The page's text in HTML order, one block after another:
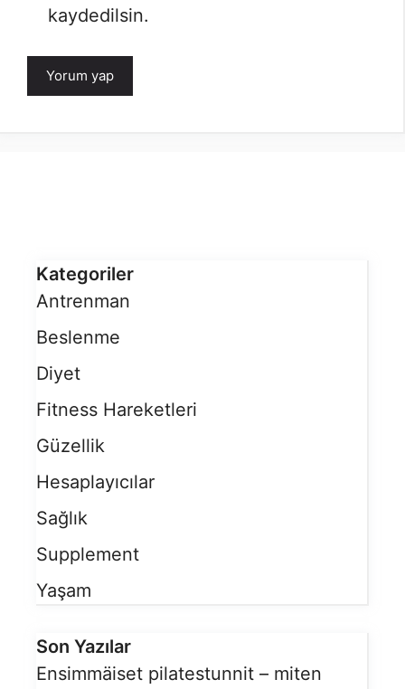
kaydedilsin.
Kategoriler
Antrenman
Beslenme
Diyet
Fitness Hareketleri
Güzellik
Hesaplayıcılar
Sağlık
Supplement
Yaşam
Son Yazılar
Ensimmäiset pilatestunnit – miten